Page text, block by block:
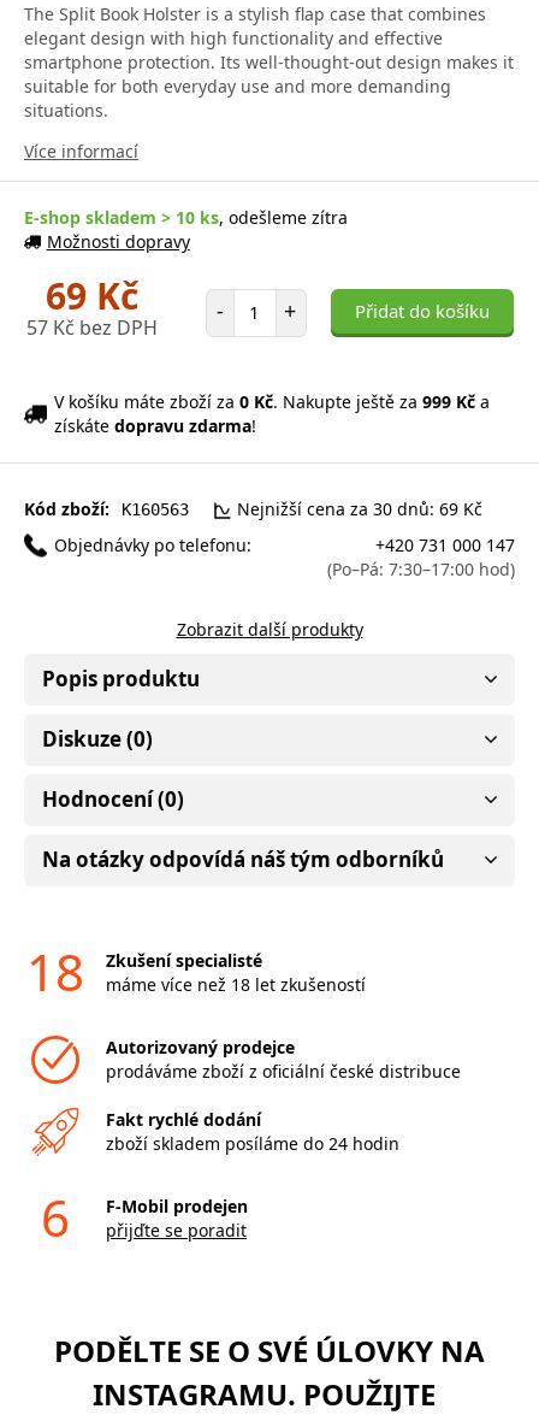
The Split Book Holster is a stylish flap case that combines
elegant design with high functionality and effective
smartphone protection. Its well-thought-out design makes it
suitable for both everyday use and more demanding
situations.
Více informací
E-shop skladem > 10 ks, odešleme zítra
Možnosti dopravy
69 Kč
57 Kč bez DPH
- Počet položek
+ Přidat do košíku
V košíku máte zboží za 0 Kč. Nakupte ještě za 999 Kč a
získáte dopravu zdarma!
Kód zboží: K160563
Nejnižší cena za 30 dnů: 69 Kč
Objednávky po telefonu:
+420 731 000 147
(Po–Pá: 7:30–17:00 hod)
Zobrazit další produkty
Popis produktu
Diskuze (0)
Hodnocení (0)
Na otázky odpovídá náš tým odborníků
18
Zkušení specialisté
máme více než 18 let zkušeností
Autorizovaný prodejce
prodáváme zboží z oficiální české distribuce
Fakt rychlé dodání
zboží skladem posíláme do 24 hodin
6
F-Mobil prodejen
přijďte se poradit
PODĚLTE SE O SVÉ ÚLOVKY NA
INSTAGRAMU. POUŽIJTE